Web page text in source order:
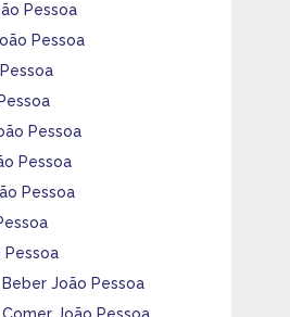
Pessoa
Pessoa
Pessoa
Pessoa
Pessoa
Pessoa
João Pessoa